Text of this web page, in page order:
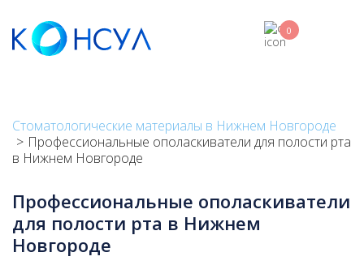
main
content
0
Стоматологические материалы в Нижнем Новгороде
Профессиональные ополаскиватели для полости рта
в Нижнем Новгороде
Профессиональные ополаскиватели
для полости рта в Нижнем
Новгороде